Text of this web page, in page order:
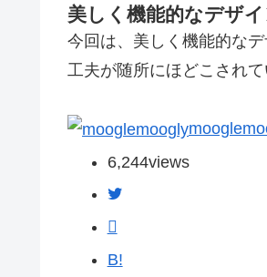
美しく機能的なデザ
今回は、美しく機能的な
工夫が随所にほどこされ
6,244views
B!